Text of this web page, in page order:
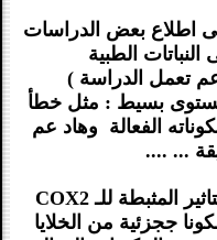
اطلاع بعض الدراسات
الطبية
تعمل الدراسة )
بسيط : مثل خطأ
الفعالة وهاد عم
... ....
على كل موضوع التأكد من آلية التاثير المثبطة للـ COX2
ججزئية من الخلايا